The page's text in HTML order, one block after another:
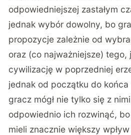
odpowiedniejszej zastałym
jednak wybór dowolny, bo
propozycje zależnie od
oraz (co najważniejsze) tego,
cywilizację w poprzedniej
jednak od początku do
gracz mógł nie tylko się z
odpowiednio ich rozwinąć,
mieli znacznie większy